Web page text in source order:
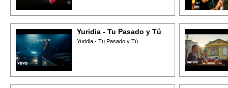
Yuridia - Tu Pasado y Tú
Yuridia - Tu Pasado y Tú ...